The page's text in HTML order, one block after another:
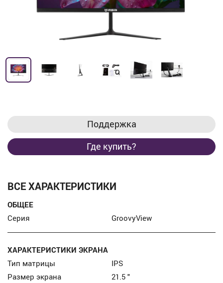
Поддержка
Где купить?
ВСЕ ХАРАКТЕРИСТИКИ
ОБЩЕЕ
Серия
GroovyView
ХАРАКТЕРИСТИКИ ЭКРАНА
Тип матрицы
IPS
Размер экрана
21.5 "